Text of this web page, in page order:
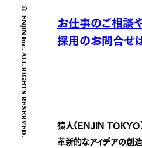
© ENJIN Inc. ALL RIGHTS RESERVED.
お仕事のご相談
採用のお問合せ
猿人(ENJIN TOKYO)
革新的なアイデアの創造